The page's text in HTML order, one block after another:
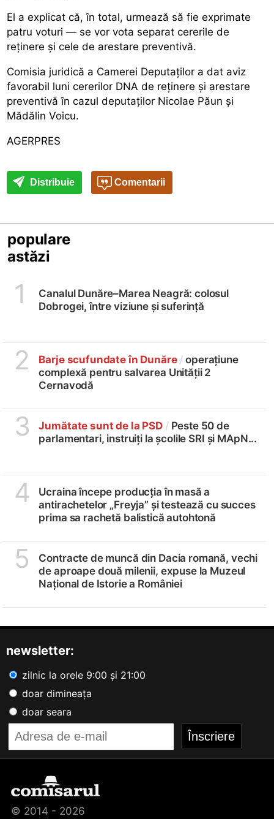
El a explicat că, în total, urmează să fie exprimate
patru voturi — se vor vota separat cererile de
reținere și cele de arestare preventivă.
Comisia juridică a Camerei Deputaților a dat aviz
favorabil luni cererilor DNA de reținere și arestare
preventivă în cazul deputaților Nicolae Păun și
Mădălin Voicu.
AGERPRES
Distribuie Comentarii
populare
astăzi
1
Canalul Dunăre–Marea Neagră: colosul
Dobrogei, între viziune și suferință
2 Barje scufundate în Dunăre / operațiune
complexă pentru salvarea Unității 2
Cernavodă
3 Jumătate sunt de la PSD / Peste 50 de
parlamentari, instruiți la școlile SRI și MApN...
4
Ucraina începe producția în masă a
antirachetelor „Freyja” și testează cu succes
prima sa rachetă balistică autohtonă
5
Contracte de muncă din Dacia romană, vechi
de aproape două milenii, expuse la Muzeul
Național de Istorie a României
newsletter:
zilnic la orele 9:00 și 21:00
doar dimineața
doar seara
© 2014 - 2026